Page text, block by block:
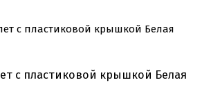
с пластиковой крышкой Белая